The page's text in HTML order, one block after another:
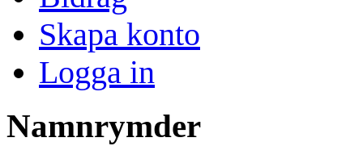
Skapa konto
Logga in
Namnrymder